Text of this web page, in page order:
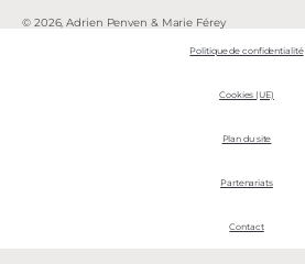
© 2026, Adrien Penven & Marie Férey
Politique de confidentialité
Cookies (UE)
Plan du site
Partenariats
Contact